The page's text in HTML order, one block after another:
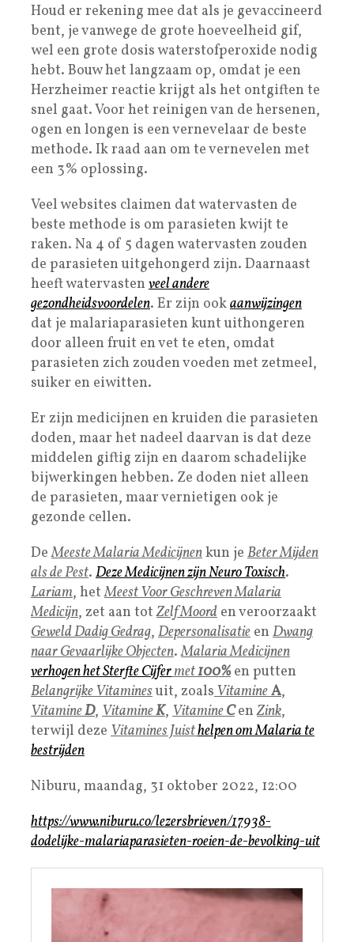
Houd er rekening mee dat als je gevaccineerd
bent, je vanwege de grote hoeveelheid gif,
wel een grote dosis waterstofperoxide nodig
hebt. Bouw het langzaam op, omdat je een
Herzheimer reactie krijgt als het ontgiften te
snel gaat. Voor het reinigen van de hersenen,
ogen en longen is een vernevelaar de beste
methode. Ik raad aan om te vernevelen met
een 3% oplossing.
Veel websites claimen dat watervasten de
beste methode is om parasieten kwijt te
raken. Na 4 of 5 dagen watervasten zouden
de parasieten uitgehongerd zijn. Daarnaast
heeft watervasten veel andere
gezondheidsvoordelen. Er zijn ookaanwijzingen
dat je malariaparasieten kunt uithongeren
door alleen fruit en vet te eten, omdat
parasieten zich zouden voeden met zetmeel,
suiker en eiwitten.
Er zijn medicijnen en kruiden die parasieten
doden, maar het nadeel daarvan is dat deze
middelen giftig zijn en daarom schadelijke
bijwerkingen hebben. Ze doden niet alleen
de parasieten, maar vernietigen ook je
gezonde cellen.
DeMeeste Malaria Medicijnenkun je Beter Mijden
als de Pest. DezeMedicijnen zijnNeuro Toxisch.
Lariam, hetMeest Voor Geschreven Malaria
Medicijn, zet aan totZelf Moord en veroorzaakt
Geweld Dadig Gedrag, Depersonalisatie en Dwang
naar Gevaarlijke Objecten.Malaria Medicijnen
verhogen hetSterfte Cijfermet100%en putten
Belangrijke Vitaminesuit, zoalsVitamineA,
VitamineD, VitamineK, VitamineCenZink,
terwijl deze Vitamines Juisthelpen om Malaria te
bestrijden
Niburu, maandag, 31 oktober 2022, 12:00
https://www.niburu.co/lezersbrieven/17938-
dodelijke-malariaparasieten-roeien-de-bevolking-uit